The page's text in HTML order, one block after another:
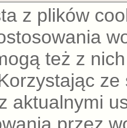
z plików
też z
aktualnymi